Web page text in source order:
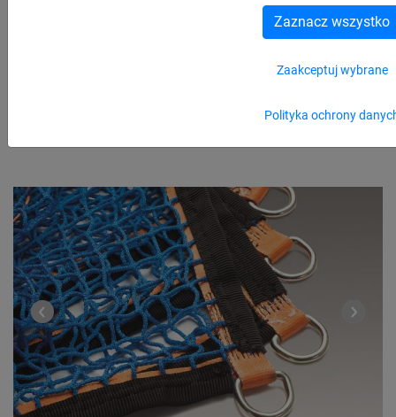
Polityka ochrony
Zaakceptuj wybrane
Zaznacz wszystko